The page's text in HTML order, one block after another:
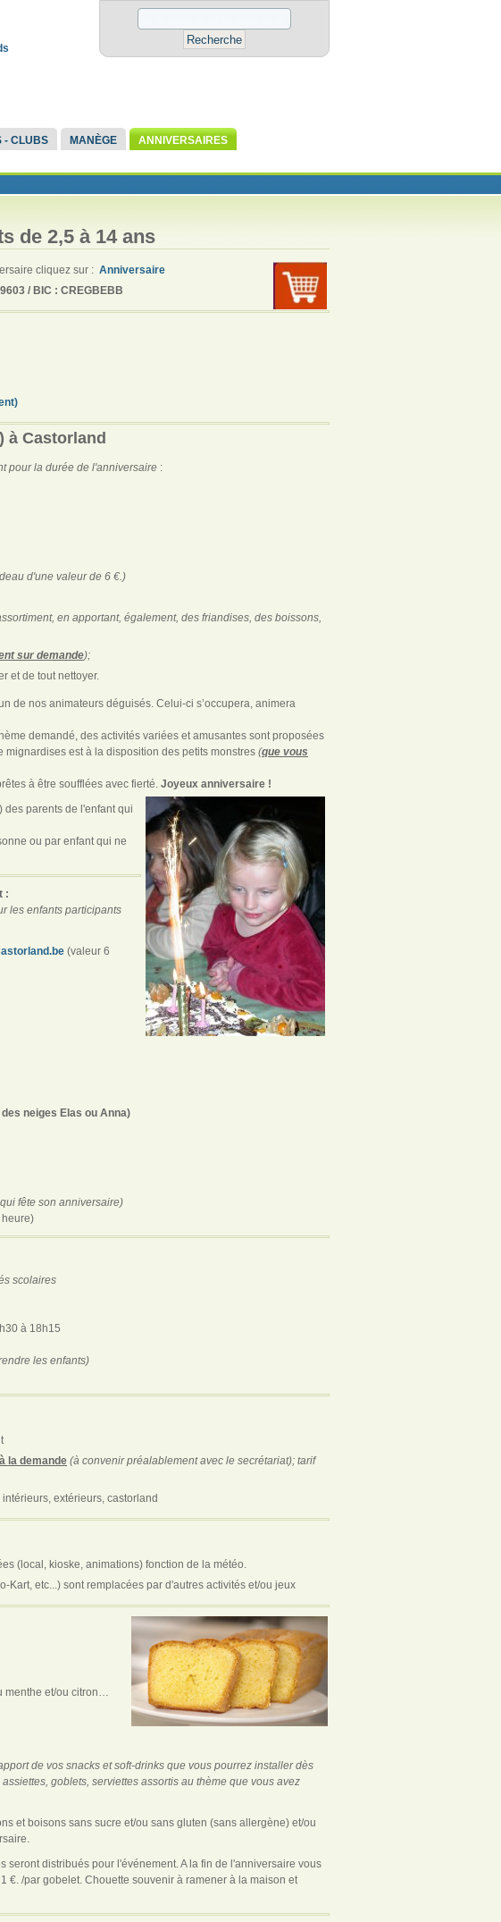
- CLUBS MANÈGE
ANNIVERSAIRES
de 2,5 à 14 ans
cliquez sur : Anniversaire
/ BIC : CREGBEBB
à Castorland
pour la durée de l'anniversaire :
d'une valeur de 6 €.)
en apportant, également, des friandises, des boissons,
sur demande);
et de tout nettoyer.
de nos animateurs déguisés. Celui-ci s’occupera, animera
demandé, des activités variées et amusantes sont proposées
est à la disposition des petits monstres (que vous
à être soufflées avec fierté. Joyeux anniversaire !
des parents de l'enfant qui
ou par enfant qui ne
:
les enfants participants
(valeur 6
neiges Elas ou Anna)
fête son anniversaire)
heure)
scolaires
à 18h15
les enfants)
à la demande (à convenir préalablement avec le secrétariat); tarif
extérieurs, castorland
(local, kioske, animations) fonction de la météo.
Kart, etc...) sont remplacées par d'autres activités et/ou jeux
menthe et/ou citron…
de vos snacks et soft-drinks que vous pourrez installer dès
goblets, serviettes assortis au thème que vous avez
et boisons sans sucre et/ou sans gluten (sans allergène) et/ou
seront distribués pour l'événement. A la fin de l'anniversaire vous
€. /par gobelet. Chouette souvenir à ramener à la maison et